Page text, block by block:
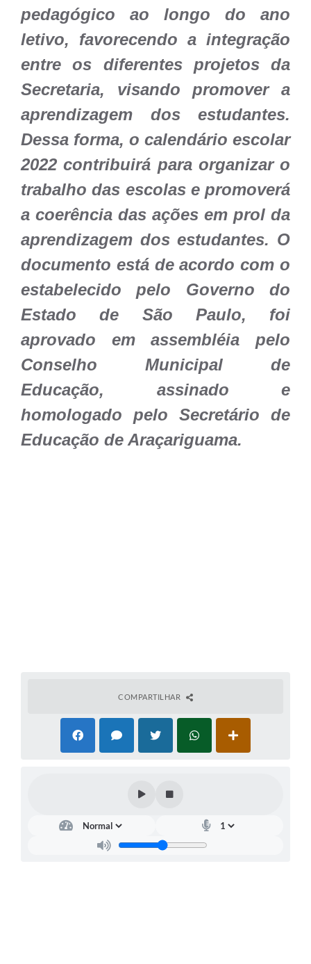
pedagógico ao longo do ano
letivo, favorecendo a integração
entre os diferentes projetos da
Secretaria, visando promover a
aprendizagem dos estudantes.
Dessa forma, o calendário escolar
2022 contribuirá para organizar o
trabalho das escolas e promoverá
a coerência das ações em prol da
aprendizagem dos estudantes. O
documento está de acordo com o
estabelecido pelo Governo do
Estado de São Paulo, foi
aprovado em assembléia pelo
Conselho Municipal de
Educação, assinado e
homologado pelo Secretário de
Educação de Araçariguama.
COMPARTILHAR